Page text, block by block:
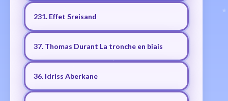
231. Effet Sreisand
37. Thomas Durant La tronche en biais
36. Idriss Aberkane